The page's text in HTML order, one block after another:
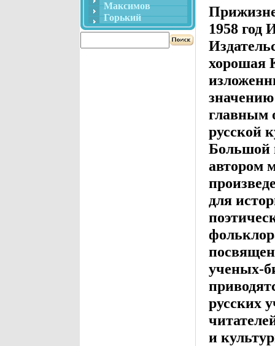
Максимов
Горький
1958 год
хорошая
значению
главным
русской
Большой
автором
для
ученых-
русских
и